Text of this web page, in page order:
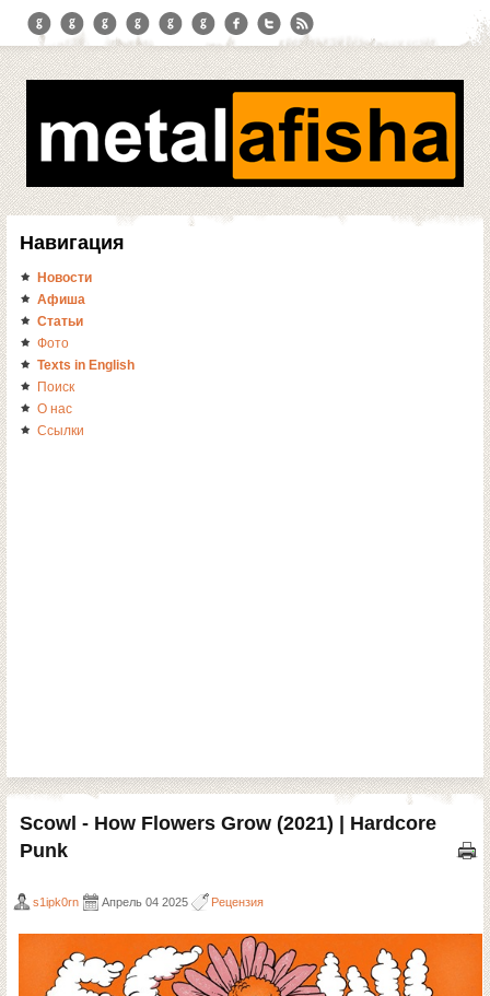
Навигация
Новости
Афиша
Статьи
Фото
Texts in English
Поиск
О нас
Ссылки
Scowl - How Flowers Grow (2021) | Hardcore
Punk
s1ipk0rn Апрель 04 2025 Рецензия